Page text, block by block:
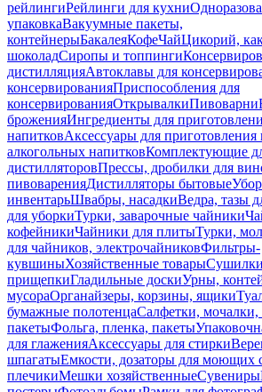
рейлингиРейлинги для кухни
упаковкаВакуумные пакеты,
контейнерыБакалеяКофеЧайЦикорий,
шоколадСиропы и топпинги
дистилляцияАвтоклавы для
консервированияПриспособления для
консервированияОткрывалкиПивоварни
броженияИнгредиенты для
напитковАксессуары для приготовления
алкогольных напитковКомплектующие
дистилляторовПрессы, дробилки для
пивоваренияДистилляторы бытовые
инвентарьШвабры, насадкиВедра, тазы
для уборкиТурки, заварочные чайники
кофейникиЧайники для плитыТурки,
для чайников, электрочайниковФильтры-
кувшиныХозяйственные товарыСушилки
прищепкиГладильные доскиУрны,
мусораОрганайзеры, корзины, ящики
бумажные полотенцаСалфетки,
пакетыФольга, пленка, пакеты
для глаженияАксессуары для стирки
шпагатыЕмкости, дозаторы для моющих
плечикиМешки хозяйственныеСувениры